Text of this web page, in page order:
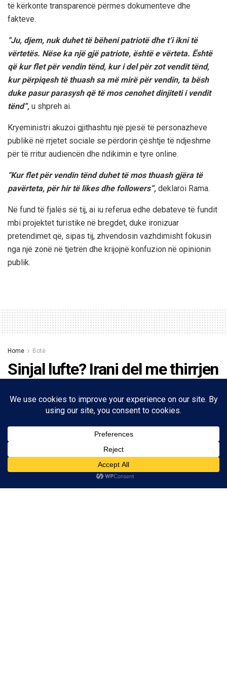
të kërkonte transparencë përmes dokumenteve dhe
fakteve.
“Ju, djem, nuk duhet të bëheni patriotë dhe t’i ikni të
vërtetës. Nëse ka një gjë patriote, është e vërteta. Është
që kur flet për vendin tënd, kur i del për zot vendit tënd,
kur përpiqesh të thuash sa më mirë për vendin, ta bësh
duke pasur parasysh që të mos cenohet dinjiteti i vendit
tënd”, u shpreh ai.
Kryeministri akuzoi gjithashtu një pjesë të personazheve
publikë në rrjetet sociale se përdorin çështje të ndjeshme
për të rritur audiencën dhe ndikimin e tyre online.
“Kur flet për vendin tënd duhet të mos thuash gjëra të
pavërteta, për hir të likes dhe followers”, deklaroi Rama.
Në fund të fjalës së tij, ai iu referua edhe debateve të fundit
mbi projektet turistike në bregdet, duke ironizuar
pretendimet që, sipas tij, zhvendosin vazhdimisht fokusin
nga një zonë në tjetrën dhe krijojnë konfuzion në opinionin
publik.
Home Botë
Sinjal lufte? Irani del me thirrjen
shpejt nga Ngushtica e
Hormuzit!
09/06/2026